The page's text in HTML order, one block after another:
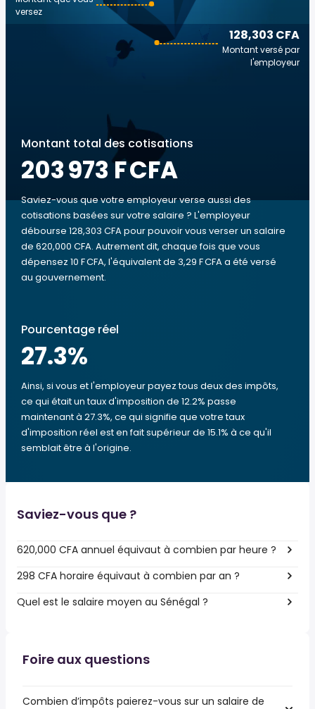
128,303 CFA
Montant versé par
l'employeur
versez
Montant total des cotisations
203 973 F CFA
Saviez-vous que votre employeur verse aussi des
cotisations basées sur votre salaire ? L'employeur
débourse 128,303 CFA pour pouvoir vous verser un salaire
de 620,000 CFA. Autrement dit, chaque fois que vous
dépensez 10 F CFA, l'équivalent de 3,29 F CFA a été versé
au gouvernement.
Pourcentage réel
27.3%
Ainsi, si vous et l'employeur payez tous deux des impôts,
ce qui était un taux d'imposition de 12.2% passe
maintenant à 27.3%, ce qui signifie que votre taux
d'imposition réel est en fait supérieur de 15.1% à ce qu'il
semblait être à l'origine.
Saviez-vous que ?
620,000 CFA annuel équivaut à combien par heure ?
298 CFA horaire équivaut à combien par an ?
Quel est le salaire moyen au Sénégal ?
Foire aux questions
Combien d’impôts paierez-vous sur un salaire de